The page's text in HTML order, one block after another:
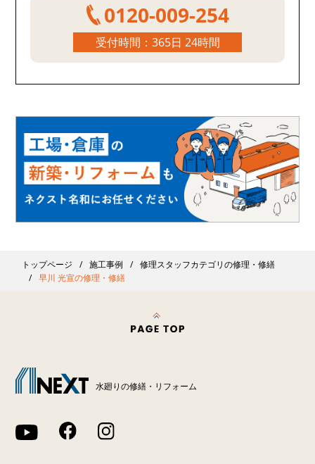
0120-009-254
受付時間：365日 24時間
トップページ 施工事例
修理スタッフカテゴリの修理・修繕
早川 光宣の修理・修繕
水廻りの修繕・リフォーム